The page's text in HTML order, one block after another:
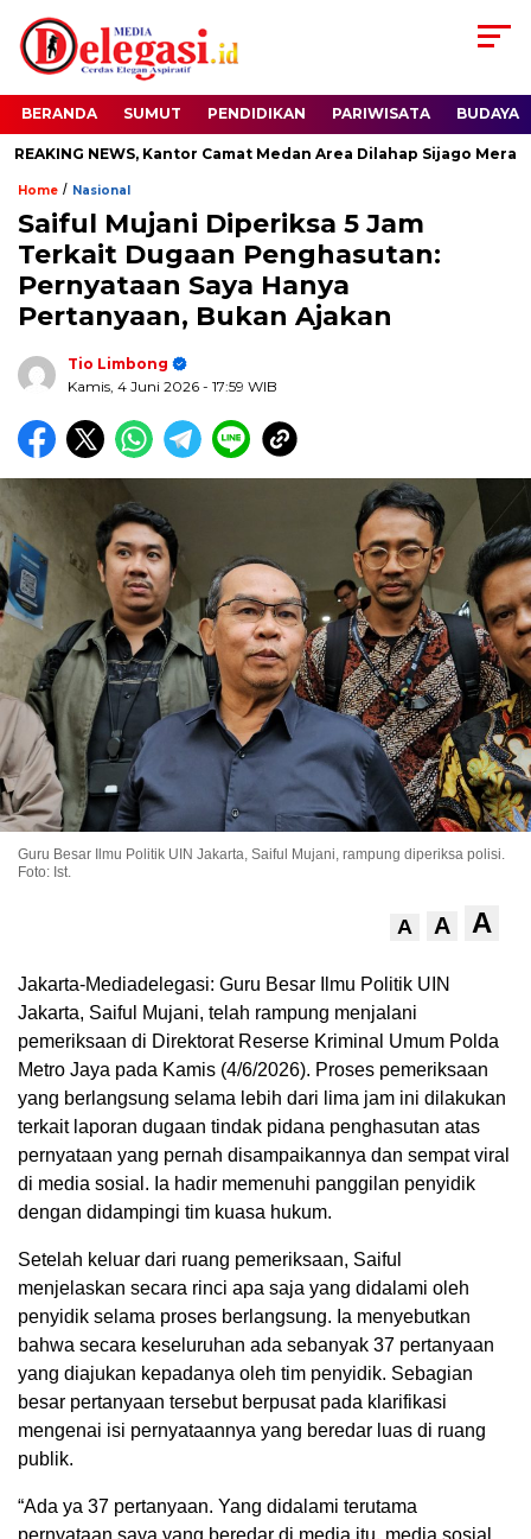
BERANDA SUMUT PENDIDIKAN PARIWISATA BUDAYA
NEWS, Kantor Camat Medan Area Dilahap Sijago Merah
Home / Nasional
Saiful Mujani Diperiksa 5 Jam
Terkait Dugaan Penghasutan:
Pernyataan Saya Hanya
Pertanyaan, Bukan Ajakan
Tio Limbong
Kamis, 4 Juni 2026 - 17:59 WIB
Guru Besar Ilmu Politik UIN Jakarta, Saiful Mujani, rampung diperiksa polisi.
Foto: Ist.
A A A
Jakarta-Mediadelegasi: Guru Besar Ilmu Politik UIN
Jakarta, Saiful Mujani, telah rampung menjalani
pemeriksaan di Direktorat Reserse Kriminal Umum Polda
Metro Jaya pada Kamis (4/6/2026). Proses pemeriksaan
yang berlangsung selama lebih dari lima jam ini dilakukan
terkait laporan dugaan tindak pidana penghasutan atas
pernyataan yang pernah disampaikannya dan sempat viral
di media sosial. Ia hadir memenuhi panggilan penyidik
dengan didampingi tim kuasa hukum.
Setelah keluar dari ruang pemeriksaan, Saiful
menjelaskan secara rinci apa saja yang didalami oleh
penyidik selama proses berlangsung. Ia menyebutkan
bahwa secara keseluruhan ada sebanyak 37 pertanyaan
yang diajukan kepadanya oleh tim penyidik. Sebagian
besar pertanyaan tersebut berpusat pada klarifikasi
mengenai isi pernyataannya yang beredar luas di ruang
publik.
“Ada ya 37 pertanyaan. Yang didalami terutama